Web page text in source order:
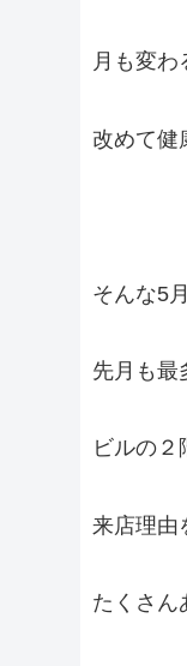
月も変わ
改めて健
そんな5
先月も最
ビルの２
来店理由
たくさん